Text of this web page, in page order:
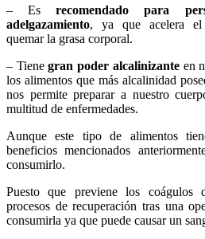
– Esrecomendado para
adelgazamiento, ya que acelera el
quemar la grasa corporal.
– Tienegran poder alcalinizanteen
los alimentos que más alcalinidad
nos permite preparar a nuestro
multitud de enfermedades.
Aunque este tipo de alimentos
beneficios mencionados
consumirlo.
Puesto que previene los coágulos
procesos de recuperación tras una
consumirla ya que puede causar un